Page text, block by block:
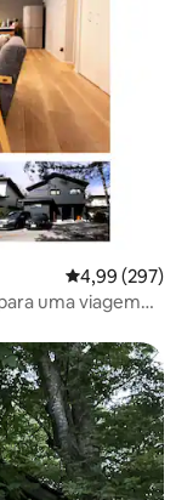
4,99 de uma
4,99 (297)
uma viagem